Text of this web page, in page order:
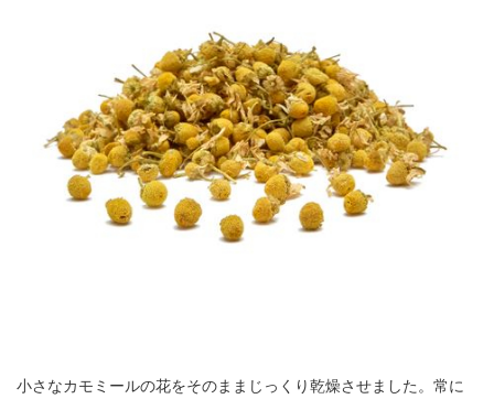
小さなカモミールの花をそのままじっくり乾燥させました。常に